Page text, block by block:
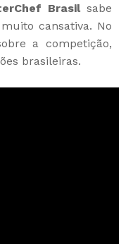
Brasilsabe
cansativa. No
a competição,
brasileiras.